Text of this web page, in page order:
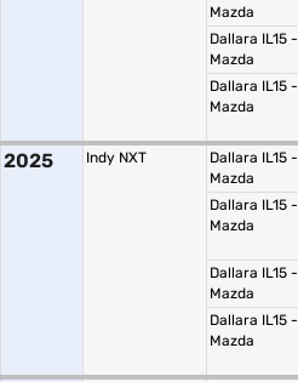
Mazda
Dallara IL15 -
Mazda
Dallara IL15 -
Mazda
2025 Indy NXT
Dallara IL15 -
Mazda
Dallara IL15 -
Mazda
Dallara IL15 -
Mazda
Dallara IL15 -
Mazda